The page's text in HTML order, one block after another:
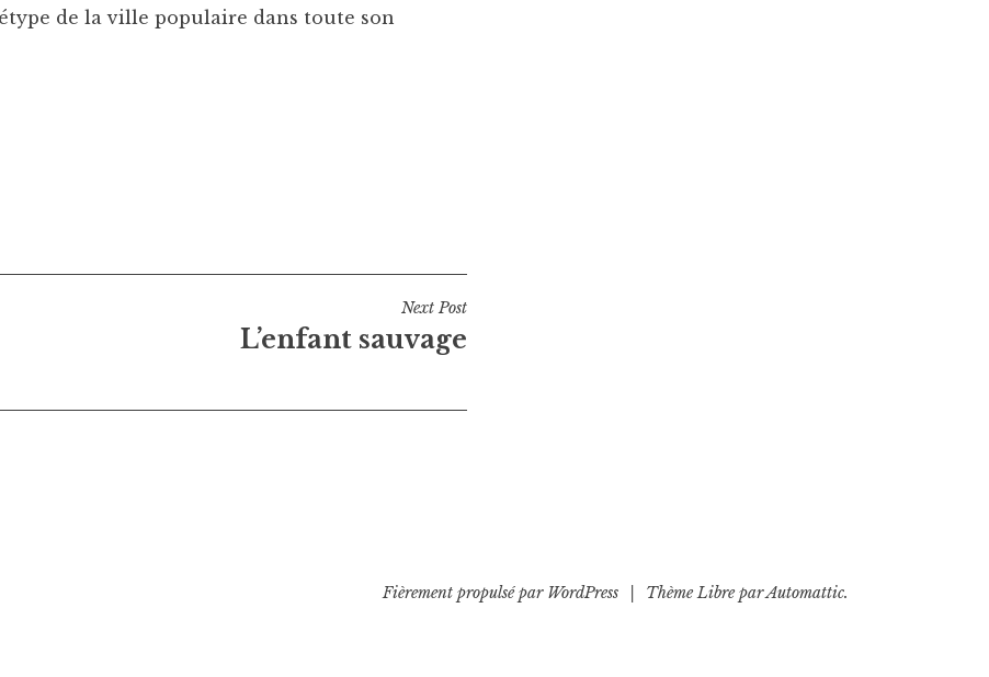
de la ville populaire dans toute son
Next Post
L’enfant sauvage
Fièrement propulsé par WordPress Thème Libre parAutomattic.